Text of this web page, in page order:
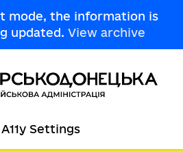
mode, the information is
updated. View archive
A11y Settings